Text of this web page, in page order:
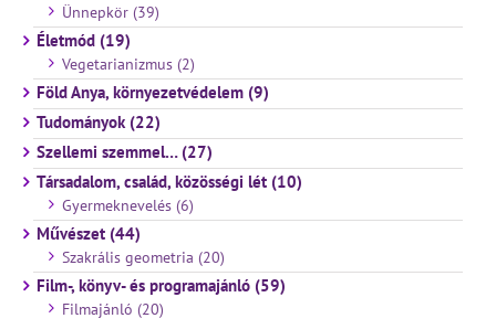
Ünnepkör (39)
Életmód (19)
Vegetarianizmus (2)
Föld Anya, környezetvédelem (9)
Tudományok (22)
Szellemi szemmel… (27)
Társadalom, család, közösségi lét (10)
Gyermeknevelés (6)
Művészet (44)
Szakrális geometria (20)
Film-, könyv- és programajánló (59)
Filmajánló (20)